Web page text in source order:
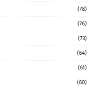
(78)
(76)
(73)
(64)
(61)
(60)